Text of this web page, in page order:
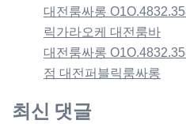
대전룸싸롱
릭가라오케 대전룸바
대전룸싸롱
점 대전퍼블릭룸싸롱
최신 댓글